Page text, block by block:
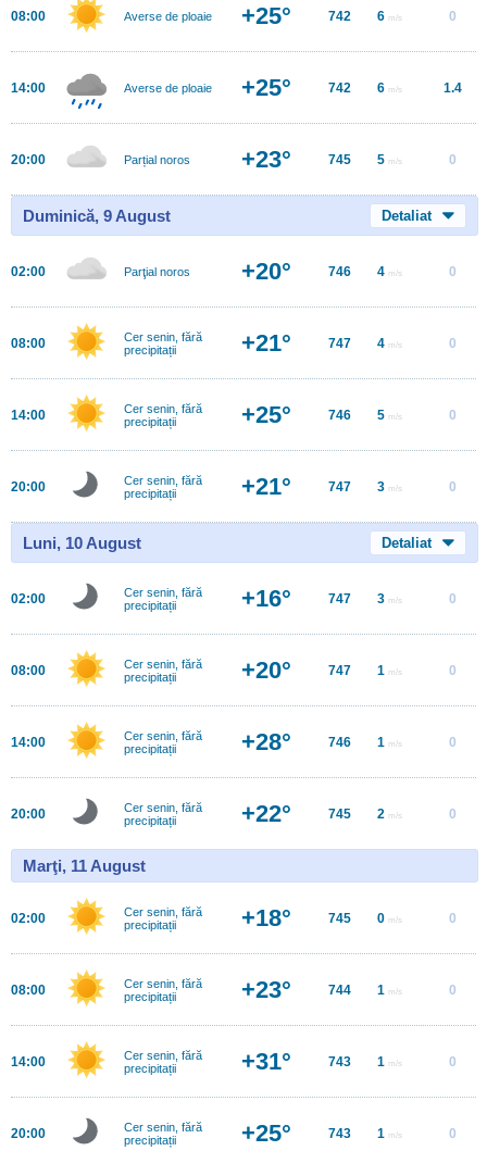
08:00 Averse de ploaie +25° 742 6 m/s 0
14:00 Averse de ploaie +25° 742 6 m/s 1.4
20:00 Parțial noros +23° 745 5 m/s 0
Duminică, 9 August Detaliat
02:00 Parţial noros +20° 746 4 m/s 0
08:00
Cer senin, fără
precipitații
+21° 747 4 m/s 0
14:00
Cer senin, fără
precipitații
+25° 746 5 m/s 0
20:00
Cer senin, fără
precipitații
+21° 747 3 m/s 0
Luni, 10 August Detaliat
02:00
Cer senin, fără
precipitații
+16° 747 3 m/s 0
08:00
Cer senin, fără
precipitații
+20° 747 1 m/s 0
14:00
Cer senin, fără
precipitații
+28° 746 1 m/s 0
20:00
Cer senin, fără
precipitații
+22° 745 2 m/s 0
Marţi, 11 August
02:00
Cer senin, fără
precipitații
+18° 745 0 m/s 0
08:00
Cer senin, fără
precipitații
+23° 744 1 m/s 0
14:00
Cer senin, fără
precipitații
+31° 743 1 m/s 0
20:00
Cer senin, fără
precipitații
+25° 743 1 m/s 0